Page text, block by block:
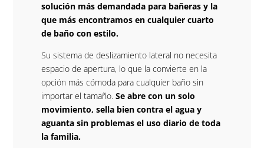
solución más demandada para bañeras y la
que más encontramos en cualquier cuarto
de baño con estilo.
Su sistema de deslizamiento lateral no necesita
espacio de apertura, lo que la convierte en la
opción más cómoda para cualquier baño sin
importar el tamaño.Se abre con un solo
movimiento, sella bien contra el agua y
aguanta sin problemas el uso diario de toda
la familia.